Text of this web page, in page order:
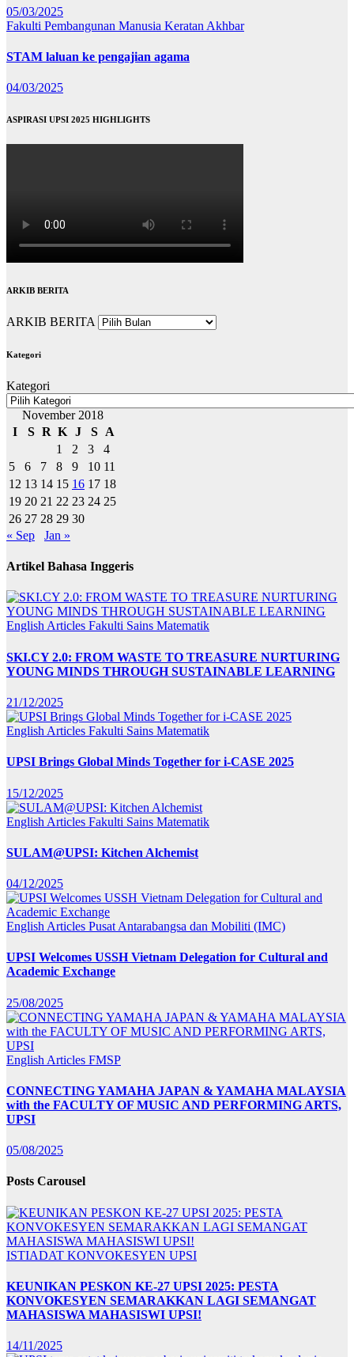
05/03/2025
Fakulti Pembangunan Manusia Keratan Akhbar
STAM laluan ke pengajian agama
04/03/2025
ASPIRASI UPSI 2025 HIGHLIGHTS
ARKIB BERITA
ARKIB BERITA
Kategori
Kategori
November 2018
I
S R K J S
A
1
2 3
4
5
6 7 8 9 10 11
12 13 14 15 16 17 18
19 20 21 22 23 24 25
26 27 28 29 30
« Sep
Jan »
Artikel Bahasa Inggeris
English Articles Fakulti Sains Matematik
SKI.CY 2.0: FROM WASTE TO TREASURE NURTURING
YOUNG MINDS THROUGH SUSTAINABLE LEARNING
21/12/2025
English Articles Fakulti Sains Matematik
UPSI Brings Global Minds Together for i-CASE 2025
15/12/2025
English Articles Fakulti Sains Matematik
SULAM@UPSI: Kitchen Alchemist
04/12/2025
English Articles Pusat Antarabangsa dan Mobiliti (IMC)
UPSI Welcomes USSH Vietnam Delegation for Cultural and
Academic Exchange
25/08/2025
English Articles FMSP
CONNECTING YAMAHA JAPAN & YAMAHA MALAYSIA
with the FACULTY OF MUSIC AND PERFORMING ARTS,
UPSI
05/08/2025
Posts Carousel
ISTIADAT KONVOKESYEN UPSI
KEUNIKAN PESKON KE-27 UPSI 2025: PESTA
KONVOKESYEN SEMARAKKAN LAGI SEMANGAT
MAHASISWA MAHASISWI UPSI!
14/11/2025